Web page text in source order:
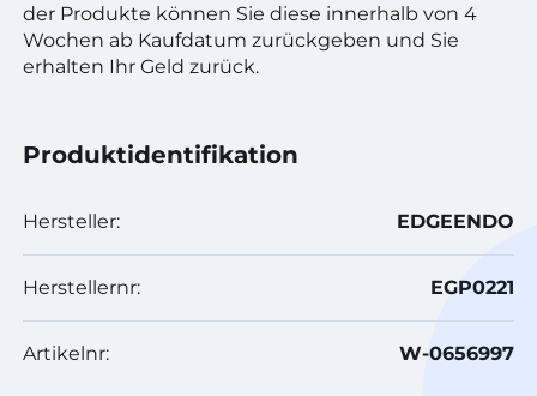
der Produkte können Sie diese innerhalb von 4
Wochen ab Kaufdatum zurückgeben und Sie
erhalten Ihr Geld zurück.
Produktidentifikation
Hersteller: EDGEENDO
Herstellernr: EGP0221
Artikelnr: W-0656997